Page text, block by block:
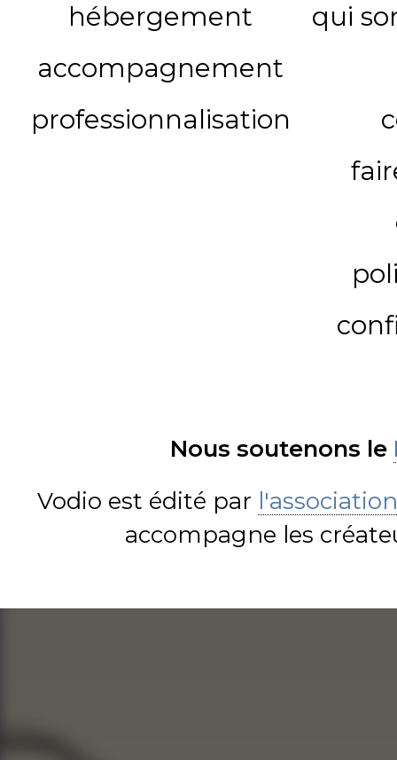
hébergement
accompagnement
professionnalisation
qui